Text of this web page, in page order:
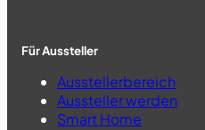
Für Aussteller
Ausstellerbereich
Aussteller werden
Smart Home